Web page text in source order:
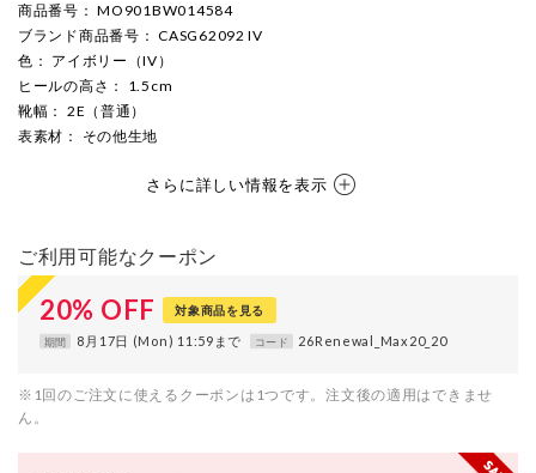
商品番号 ： MO901BW014584
ブランド商品番号 ： CASG62092 IV
色 ： アイボリー（IV）
ヒールの高さ ： 1.5cm
靴幅 ： 2E（普通）
表素材 ： その他生地
さらに詳しい情報を表示
ご利用可能なクーポン
20% OFF 対象商品を見る
期間 8月17日 (Mon) 11:59まで コード 26Renewal_Max20_20
※1回のご注文に使えるクーポンは1つです。注文後の適用はできませ
ん。